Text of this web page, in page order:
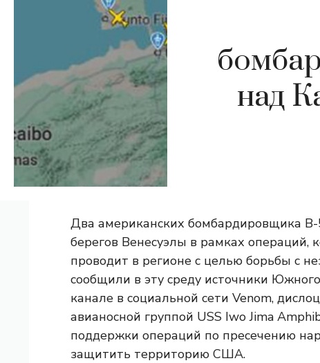
над
Два американских бомбардировщика
берегов Венесуэлы в рамках
проводит в регионе с целью борьбы с
сообщили в эту среду источники
канале в социальной сети Venom,
авианосной группой USS Iwo Jima
поддержки операций по пресечению
защитить территорию США.